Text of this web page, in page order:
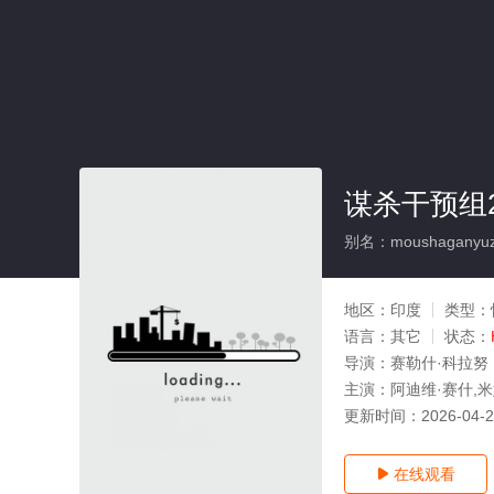
谋杀干预组
别名：
地区： 印度 类型：
语言： 其它 状态：
导演： 赛勒什·科拉努
主演： 阿迪维·赛什,
更新时间： 2026-04-
 在线观看